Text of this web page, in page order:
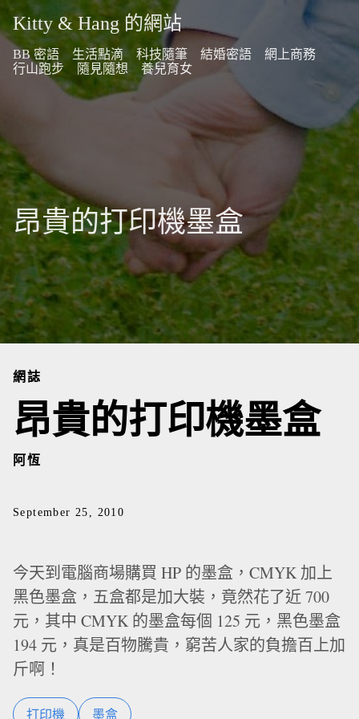
Kitty & Hang 的網站
BB 密語 生活點滴 科技隨筆 結婚密語
網上商務
行山跑步
隨見隨想 養兒育女
昂貴的打印機墨盒
網誌
昂貴的打印機墨盒
阿恆
September 25, 2010
今天到電腦商場購買 HP 的墨盒，CMYK 加上
黑色墨盒，五盒都是加大裝，竟然花了近 700
元，其中 CMYK 的墨盒每個 125 元，黑色墨盒
194 元，真是百物騰貴，窮苦人家的負擔百上加
斤啊！
打印機 墨盒